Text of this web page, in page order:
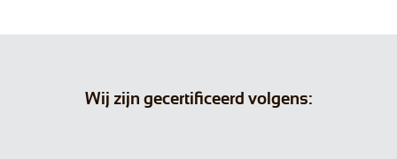
Wij zijn gecertificeerd volgens: